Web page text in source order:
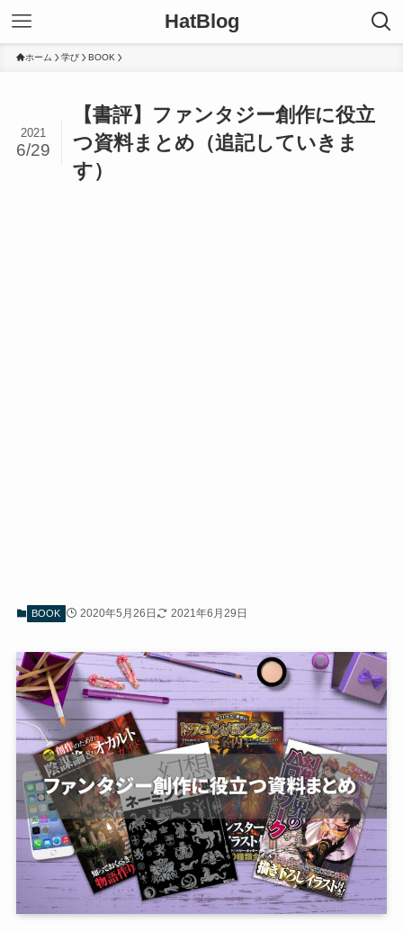
HatBlog
ホーム 学び BOOK
【書評】ファンタジー創作に役立
つ資料まとめ（追記していきま
す）
2021
6/29
BOOK 2020年5月26日 2021年6月29日